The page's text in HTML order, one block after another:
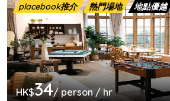
placebook推介 熱門場地 地點優越
HK$34/ person / hr